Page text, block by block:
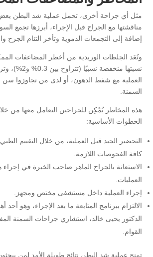
مثل أي جراحة أخرى، تحمل عملية شد البطن
مناقشتها مع الجراح قبل الإجراء، أبرزها تجمع
إضافة إلى التجمعات الدموية وتأخر التئام الجرح
وتُعَد الجلطات الوريدية من أخطر المضاعفات
نسبتها منخفضة
العملية مع شفط الدهون، أو لدى من تجاوزوا سن
السمنة.
هذه المخاطر يُمْكِن للجراحين التعامل معها من
الخطوات الأساسية:
التحضير الجيد قبل العملية، من خلال التقييم
كافة الفحوصات اللازمة.
الاستعانة بالجراح الماهر صاحب الخبرة في إجراء
العمليات.
إجراء العملية داخل مستشفى مختص ومجهز.
الالتزام ببرنامج المتابعة ما بعد الإجراء، وهو
الدكتور يحيى خالد، استشاري جراحات السمنة
القوام.
تمنح عملية شد البطن نتائج طويلة الأمد لمن